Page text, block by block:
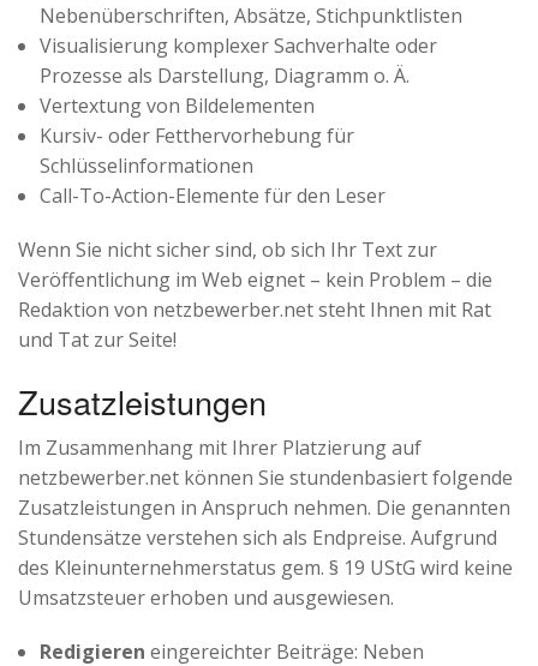
Nebenüberschriften, Absätze, Stichpunktlisten
Visualisierung komplexer Sachverhalte oder
Prozesse als Darstellung, Diagramm o. Ä.
Vertextung von Bildelementen
Kursiv- oder Fetthervorhebung für
Schlüsselinformationen
Call-To-Action-Elemente für den Leser
Wenn Sie nicht sicher sind, ob sich Ihr Text zur
Veröffentlichung im Web eignet – kein Problem – die
Redaktion von netzbewerber.net steht Ihnen mit Rat
und Tat zur Seite!
Zusatzleistungen
Im Zusammenhang mit Ihrer Platzierung auf
netzbewerber.net können Sie stundenbasiert folgende
Zusatzleistungen in Anspruch nehmen. Die genannten
Stundensätze verstehen sich als Endpreise. Aufgrund
des Kleinunternehmerstatus gem. § 19 UStG wird keine
Umsatzsteuer erhoben und ausgewiesen.
Redigieren eingereichter Beiträge: Neben